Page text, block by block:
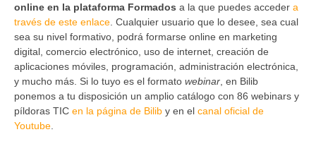
online en la plataforma Formados a la que puedes acceder a
través de este enlace . Cualquier usuario que lo desee, sea cual
sea su nivel formativo, podrá formarse online en marketing
digital, comercio electrónico, uso de internet, creación de
aplicaciones móviles, programación, administración electrónica,
y mucho más. Si lo tuyo es el formato webinar , en Bilib
ponemos a tu disposición un amplio catálogo con 86 webinars y
píldoras TIC en la página de Bilib y en el canal oficial de
Youtube